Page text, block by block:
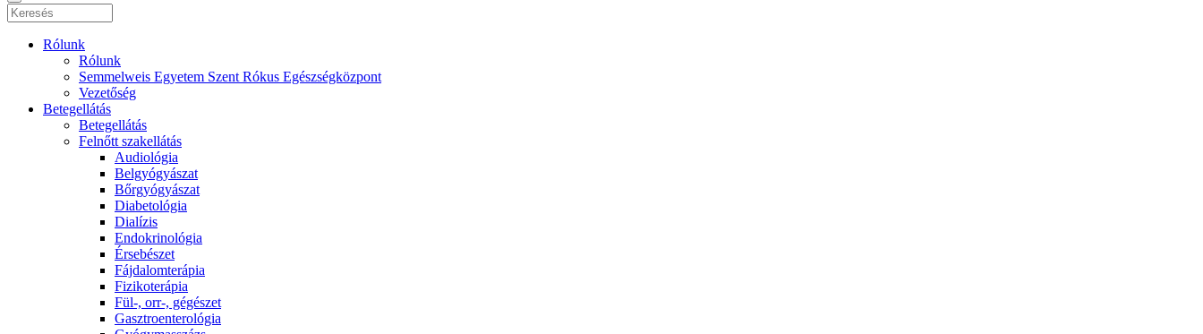
Rólunk
Rólunk
Semmelweis Egyetem Szent Rókus Egészségközpont
Vezetőség
Betegellátás
Betegellátás
Felnőtt szakellátás
Audiológia
Belgyógyászat
Bőrgyógyászat
Diabetológia
Dialízis
Endokrinológia
Érsebészet
Fájdalomterápia
Fizikoterápia
Fül-, orr-, gégészet
Gasztroenterológia